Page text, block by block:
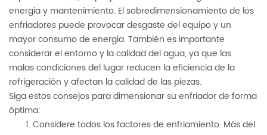
energía y mantenimiento. El sobredimensionamiento de los
enfriadores puede provocar desgaste del equipo y un
mayor consumo de energía. También es importante
considerar el entorno y la calidad del agua, ya que las
malas condiciones del lugar reducen la eficiencia de la
refrigeración y afectan la calidad de las piezas.
Siga estos consejos para dimensionar su enfriador de forma
óptima:
Considere todos los factores de enfriamiento. Más del